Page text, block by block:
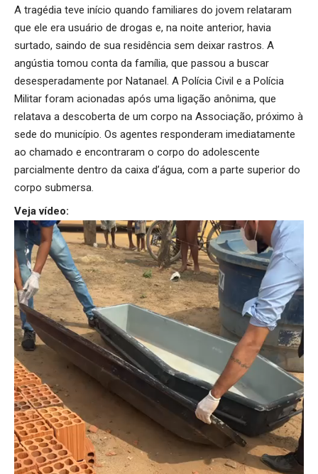
A tragédia teve início quando familiares do jovem relataram
que ele era usuário de drogas e, na noite anterior, havia
surtado, saindo de sua residência sem deixar rastros. A
angústia tomou conta da família, que passou a buscar
desesperadamente por Natanael. A Polícia Civil e a Polícia
Militar foram acionadas após uma ligação anônima, que
relatava a descoberta de um corpo na Associação, próximo à
sede do município. Os agentes responderam imediatamente
ao chamado e encontraram o corpo do adolescente
parcialmente dentro da caixa d’água, com a parte superior do
corpo submersa.
Veja vídeo: